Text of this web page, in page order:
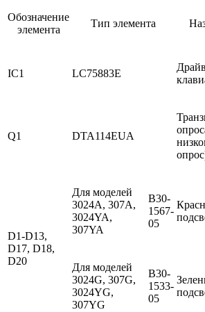
Обозначение
элемента
Тип элемента
IC1 LC75883E
Q1 DTA114EUA
D1-D13,
D17, D18,
D20
Для моделей
3024A, 307A,
3024YA,
307YA
B30-
1567-
05
Для моделей
3024G, 307G,
3024YG,
307YG
B30-
1533-
05